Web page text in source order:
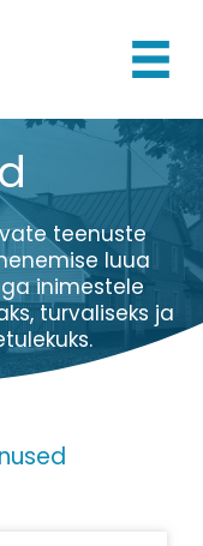
teenuste
luua
inimestele
turvaliseks ja